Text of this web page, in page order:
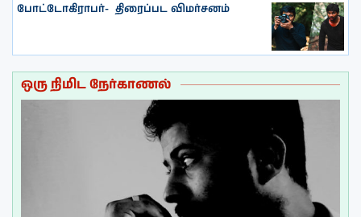
போட்டோகிராபர்- ‌ திரைப்பட விமர்சனம்
ஒரு நிமிட நேர்காணல்